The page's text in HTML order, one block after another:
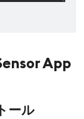
App
ール